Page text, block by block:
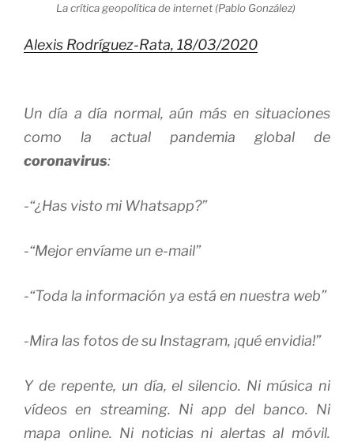
La crítica geopolítica de internet (Pablo González)
Alexis Rodríguez-Rata, 18/03/2020
Un día a día normal, aún más en situaciones
como la actual pandemia global de
coronavirus:
-“¿Has visto mi Whatsapp?”
-“Mejor envíame un e-mail”
-“Toda la información ya está en nuestra web”
-Mira las fotos de su Instagram, ¡qué envidia!”
Y de repente, un día, el silencio. Ni música ni
vídeos en streaming. Ni app del banco. Ni
mapa online. Ni noticias ni alertas al móvil.